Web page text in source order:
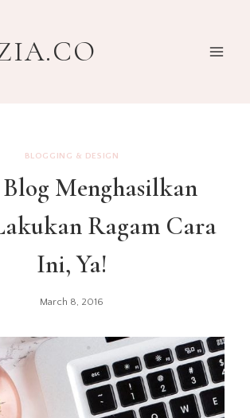
BLOGGING & DESIGN
Menghasilkan
Ragam Cara
Ini, Ya!
March 8, 2016